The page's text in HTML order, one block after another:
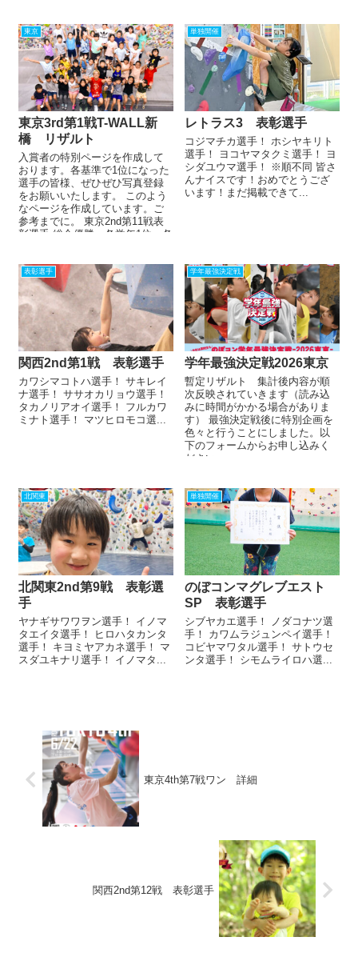
東京
東京3rd第1戦T-WALL新
橋 リザルト
入賞者の特別ページを作成して
おります。各基準で1位になった
選手の皆様、ぜひぜひ写真登録
をお願いいたします。 このよう
なページを作成しています。ご
参考までに。 東京2nd第11戦表
彰選手 総合優勝・各学年1位・各
単独開催
レトラス3 表彰選手
コジマチカ選手！ ホシヤキリト
選手！ ヨコヤマタクミ選手！ ヨ
シダユウマ選手！ ※順不同 皆さ
んナイスです！おめでとうござ
います！まだ掲載できて...
表彰選手
関西2nd第1戦 表彰選手
カワシマコトハ選手！ サキレイ
ナ選手！ ササオカリョウ選手！
タカノリアオイ選手！ フルカワ
ミナト選手！ マツヒロモコ選...
学年最強決定戦
学年最強決定戦2026東京
暫定リザルト 集計後内容が順
次反映されていきます（読み込
みに時間がかかる場合がありま
す） 最強決定戦後に特別企画を
色々と行うことにしました。以
下のフォームからお申し込みく
ださい。 ...
北関東
北関東2nd第9戦 表彰選
手
ヤナギサワワヲン選手！ イノマ
タエイタ選手！ ヒロハタカンタ
選手！ キヨミヤアカネ選手！ マ
スダユキナリ選手！ イノマタ...
単独開催
のぼコンマグレブエスト
SP 表彰選手
シブヤカエ選手！ ノダコナツ選
手！ カワムラジュンペイ選手！
コビヤマワタル選手！ サトウセ
ンタ選手！ シモムライロハ選...
東京4th第7戦ワン 詳細
関西2nd第12戦 表彰選手